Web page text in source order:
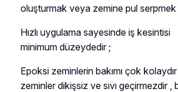
oluşturmak veya zemine pul
Hızlı uygulama sayesinde iş kesintisi
minimum düzeydedir ;
Epoksi zeminlerin bakımı çok
zeminler dikişsiz ve sıvı geçirmezdir ,